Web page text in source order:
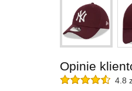
Opinie
4.8